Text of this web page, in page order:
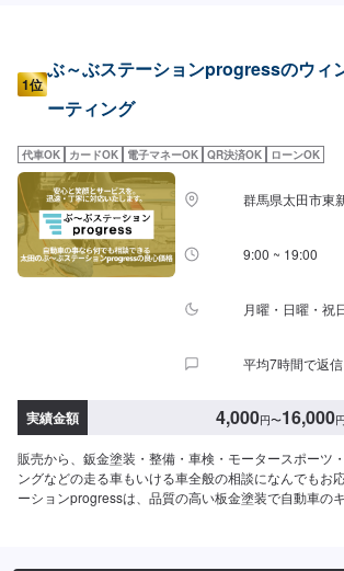
1位
ぶ～ぶステーションprogressのウィ
ーティング
代車OK カードOK 電子マネーOK QR決済OK ローンOK
群馬県太田市東
9:00 ~ 19:00
月曜・日曜・祝
平均7時間で返信
実績金額 4,000円〜16,000円
販売から、鈑金塗装・整備・車検・モータースポーツ
ングなどの走る車もいける車全般の相談になんでもお
ーションprogressは、品質の高い板金塗装で自動車の